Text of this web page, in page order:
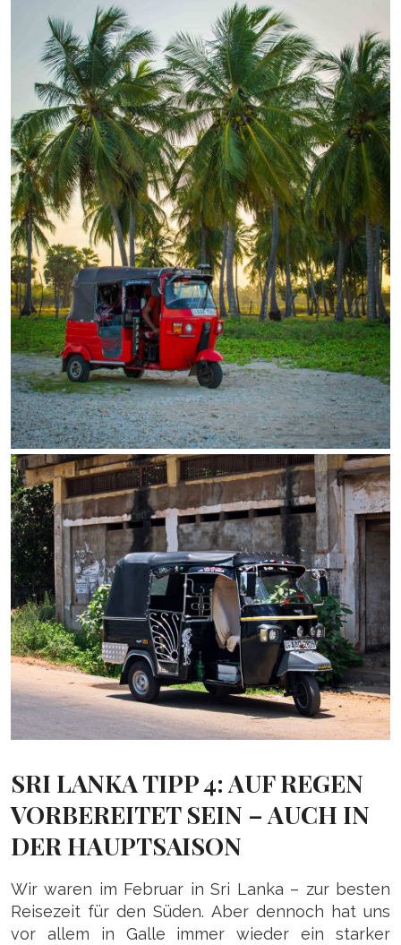
SRI LANKA TIPP 4: AUF REGEN
VORBEREITET SEIN – AUCH IN
DER HAUPTSAISON
Wir waren im Februar in Sri Lanka – zur besten
Reisezeit für den Süden. Aber dennoch hat uns
vor allem in Galle immer wieder ein starker